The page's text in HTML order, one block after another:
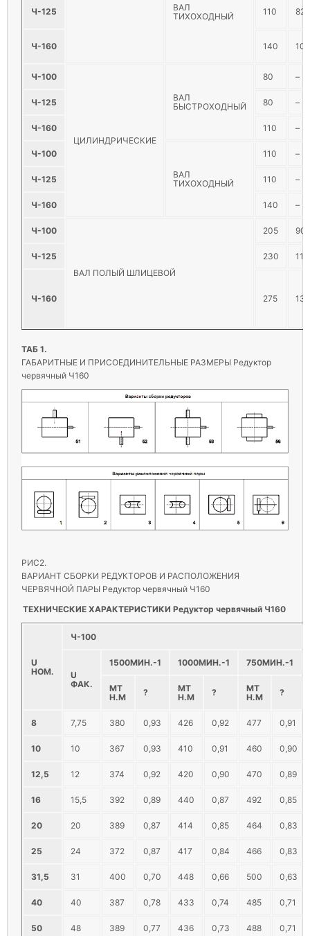
ВАЛ
ТИХОХОДНЫЙ
Ч-125 110 82
Ч-160 140 105
Ч-100
ЦИЛИНДРИЧЕСКИЕ
ВАЛ
БЫСТРОХОДНЫЙ
80 –
Ч-125 80 –
Ч-160 110 –
Ч-100
ВАЛ
ТИХОХОДНЫЙ
110 –
Ч-125 110 –
Ч-160 140 –
Ч-100
ВАЛ ПОЛЫЙ ШЛИЦЕВОЙ
205 90
Ч-125 230 110
Ч-160 275 130
ТАБ 1.
ГАБАРИТНЫЕ И ПРИСОЕДИНИТЕЛЬНЫЕ РАЗМЕРЫ Редуктор
червячный Ч160
РИС2.
ВАРИАНТ СБОРКИ РЕДУКТОРОВ И РАСПОЛОЖЕНИЯ
ЧЕРВЯЧНОЙ ПАРЫ Редуктор червячный Ч160
ТЕХНИЧЕСКИЕ ХАРАКТЕРИСТИКИ Редуктор червячный Ч160
U
НОМ.
Ч-100
U
ФАК.
1500МИН.-1 1000МИН.-1 750МИН.-1
МТ
Н.М
?
МТ
Н.М
?
МТ
Н.М
?
8 7,75 380 0,93 426 0,92 477 0,91
10 10 367 0,93 410 0,91 460 0,90
12,5 12 374 0,92 420 0,90 470 0,89
16 15,5 392 0,89 440 0,87 492 0,85
20 20 389 0,87 414 0,85 464 0,83
25 24 372 0,87 417 0,84 466 0,83
31,5 31 400 0,70 448 0,66 500 0,63
40 40 387 0,78 433 0,74 485 0,71
50 48 389 0,77 436 0,73 488 0,71